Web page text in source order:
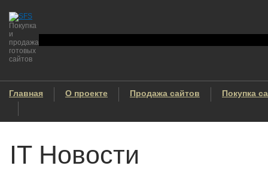
Покупка
и
продажа
готовых
сайтов
Главная О проекте Продажа сайтов Покупка
IT Новости